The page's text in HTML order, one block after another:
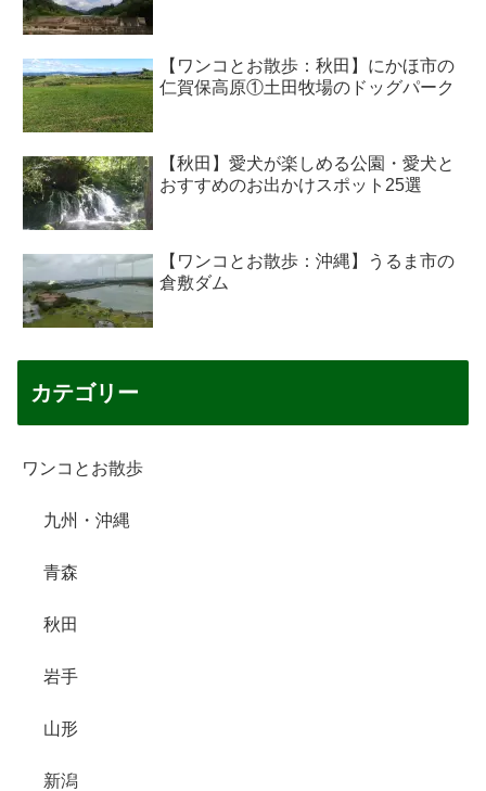
【ワンコとお散歩：秋田】にかほ市の
仁賀保高原①土田牧場のドッグパーク
【秋田】愛犬が楽しめる公園・愛犬と
おすすめのお出かけスポット25選
【ワンコとお散歩：沖縄】うるま市の
倉敷ダム
カテゴリー
ワンコとお散歩
九州・沖縄
青森
秋田
岩手
山形
新潟